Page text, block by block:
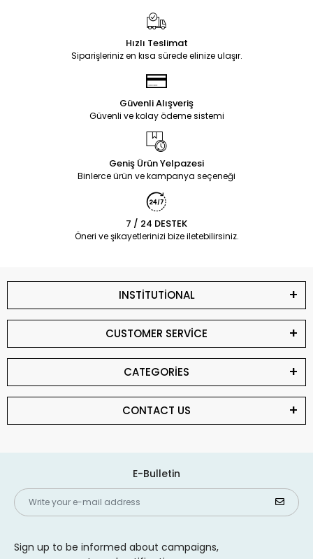
Hızlı Teslimat
Siparişleriniz en kısa sürede elinize ulaşır.
Güvenli Alışveriş
Güvenli ve kolay ödeme sistemi
Geniş Ürün Yelpazesi
Binlerce ürün ve kampanya seçeneği
7 / 24 DESTEK
Öneri ve şikayetlerinizi bize iletebilirsiniz.
INSTİTUTİONAL
CUSTOMER SERVİCE
CATEGORİES
CONTACT US
E-Bulletin
Sign up to be informed about campaigns,